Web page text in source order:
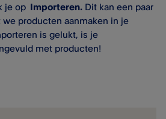
je op Importeren. Dit kan een paar
producten aanmaken in je
is gelukt, is je
met producten!